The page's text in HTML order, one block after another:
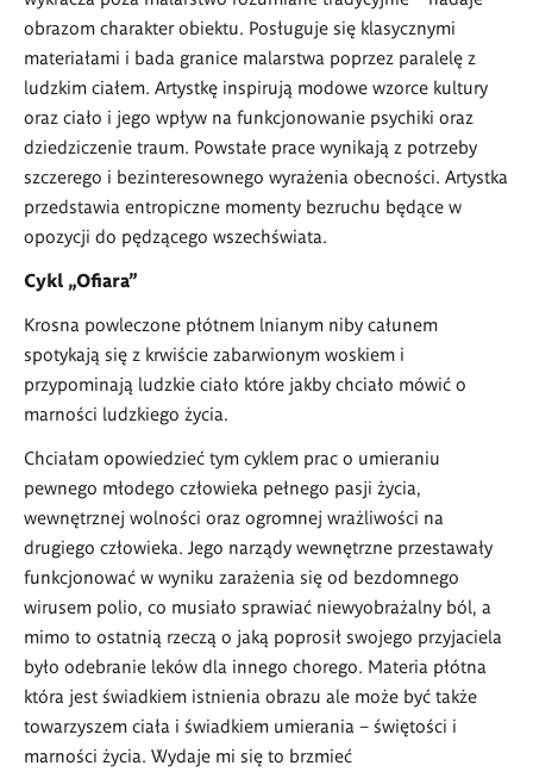
obrazom charakter obiektu. Posługuje się klasycznymi
materiałami i bada granice malarstwa poprzez paralelę z
ludzkim ciałem. Artystkę inspirują modowe wzorce kultury
oraz ciało i jego wpływ na funkcjonowanie psychiki oraz
dziedziczenie traum. Powstałe prace wynikają z potrzeby
szczerego i bezinteresownego wyrażenia obecności. Artystka
przedstawia entropiczne momenty bezruchu będące w
opozycji do pędzącego wszechświata.
Cykl „Ofiara”
Krosna powleczone płótnem lnianym niby całunem
spotykają się z krwiście zabarwionym woskiem i
przypominają ludzkie ciało które jakby chciało mówić o
marności ludzkiego życia.
Chciałam opowiedzieć tym cyklem prac o umieraniu
pewnego młodego człowieka pełnego pasji życia,
wewnętrznej wolności oraz ogromnej wrażliwości na
drugiego człowieka. Jego narządy wewnętrzne przestawały
funkcjonować w wyniku zarażenia się od bezdomnego
wirusem polio, co musiało sprawiać niewyobrażalny ból, a
mimo to ostatnią rzeczą o jaką poprosił swojego przyjaciela
było odebranie leków dla innego chorego. Materia płótna
która jest świadkiem istnienia obrazu ale może być także
towarzyszem ciała i świadkiem umierania – świętości i
marności życia. Wydaje mi się to brzmieć